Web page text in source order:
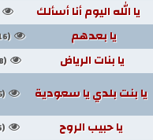
يا الله اليوم أنا أسألك
يا بعدهم (36,316)
يا بنات الرياض (2,848)
يا بنت بلدي يا سعودية (1,925)
يا حبيب الروح (3,156)